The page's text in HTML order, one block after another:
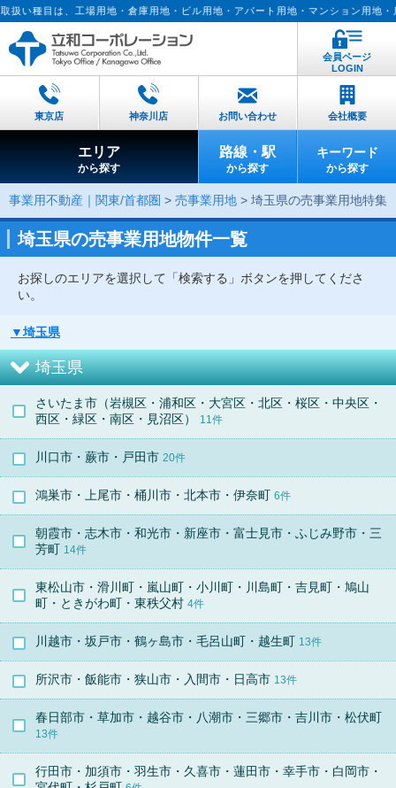
用地・倉庫用地・ビル用地・アパート用地・マンション用地・店舗用地・事
会員ページ
LOGIN
東京店 神奈川店 お問い合わせ 会社概要
エリア
から探す
路線・駅
から探す
キーワード
から探す
事業用不動産｜関東/首都圏 > 売事業用地 > 埼玉県の売事業用地特集
埼玉県の売事業用地物件一覧
お探しのエリアを選択して「検索する」ボタンを押してくださ
い。
▼埼玉県
埼玉県
さいたま市（岩槻区・浦和区・大宮区・北区・桜区・中央区・
西区・緑区・南区・見沼区）
11件
川口市・蕨市・戸田市 20件
鴻巣市・上尾市・桶川市・北本市・伊奈町 6件
朝霞市・志木市・和光市・新座市・富士見市・ふじみ野市・三
芳町 14件
東松山市・滑川町・嵐山町・小川町・川島町・吉見町・鳩山
町・ときがわ町・東秩父村 4件
川越市・坂戸市・鶴ヶ島市・毛呂山町・越生町 13件
所沢市・飯能市・狭山市・入間市・日高市 13件
春日部市・草加市・越谷市・八潮市・三郷市・吉川市・松伏町
13件
行田市・加須市・羽生市・久喜市・蓮田市・幸手市・白岡市・